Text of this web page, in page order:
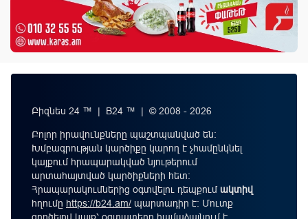
Բիզնես 24 ™ | B24 ™ | © 2008 - 2026
Բոլոր իրավունքները պաշտպանված են:
Խմբագրության կարծիքը կարող է չհամընկնել
կայքում հրապարակված նյութերում
արտահայտված կարծիքների հետ:
Հրապարակումներից օգտվելու դեպքումակտիվ
հղումը https://b24.am/ պարտադիր է: Մուտք